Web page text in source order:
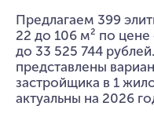
Предлагаем 399
22 до 106 м² по цене
до 33 525 744
представлены
застройщика в 1
актуальны на 2026